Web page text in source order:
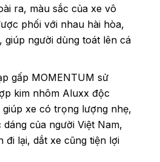
ra, màu sắc của xe vô
phối với nhau hài hòa,
giúp người dùng toát lên cá
gấp MOMENTUM sử
kim nhôm Aluxx độc
xe có trọng lượng nhẹ,
của người Việt Nam,
đi lại, dắt xe cũng tiện lợi